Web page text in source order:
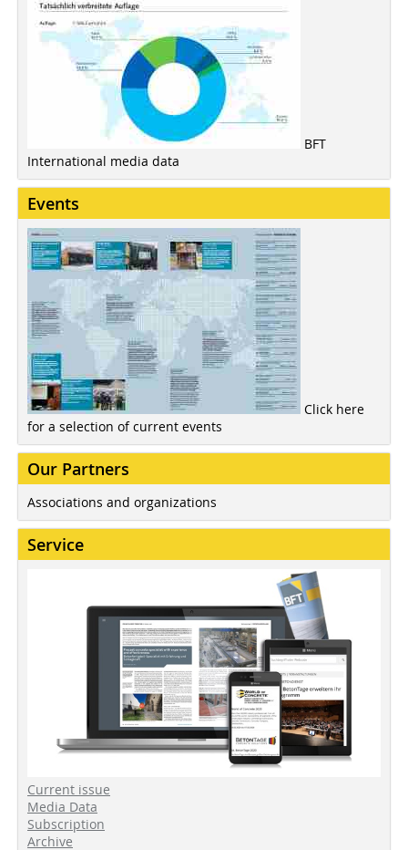
BFT
International media data
Events
Click here
for a selection of current events
Our Partners
Associations and organizations
Service
Current issue
Media Data
Subscription
Archive